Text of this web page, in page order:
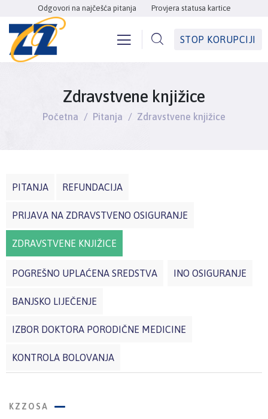
Odgovori na najčešća pitanja Provjera statusa kartice
STOP KORUPCIJI
Zdravstvene knjižice
Početna Pitanja Zdravstvene knjižice
PITANJA REFUNDACIJA
PRIJAVA NA ZDRAVSTVENO OSIGURANJE
ZDRAVSTVENE KNJIŽICE
POGREŠNO UPLAĆENA SREDSTVA INO OSIGURANJE
BANJSKO LIJEČENJE
IZBOR DOKTORA PORODIČNE MEDICINE
KONTROLA BOLOVANJA
KZZOSA